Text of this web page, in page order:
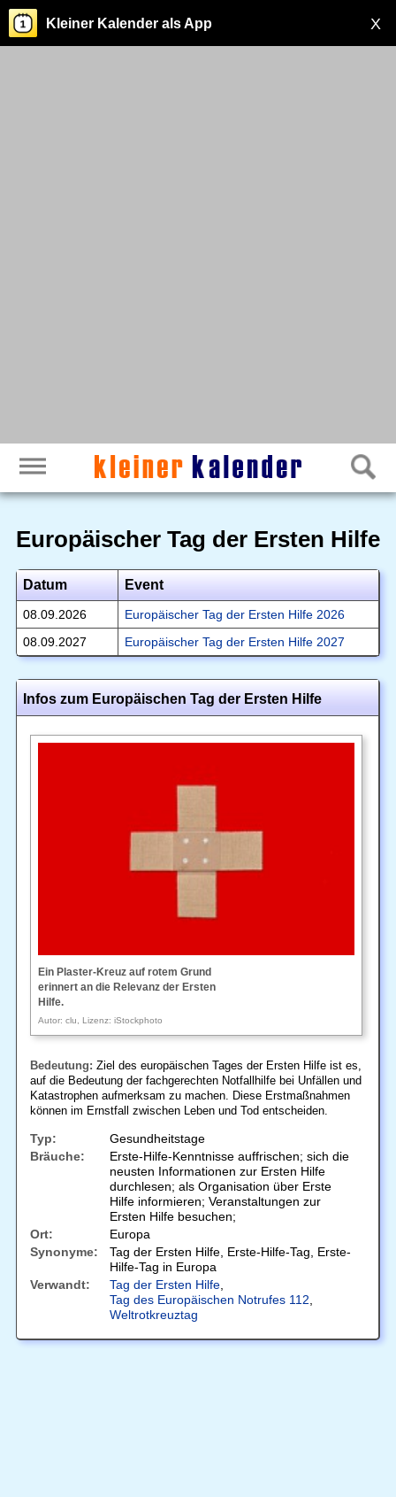
X
Kleiner Kalender als App
Europäischer Tag der Ersten Hilfe
Datum Event
08.09.2026
Europäischer Tag der Ersten Hilfe 2026
08.09.2027
Europäischer Tag der Ersten Hilfe 2027
Infos zum Europäischen Tag der Ersten Hilfe
Ein Plaster-Kreuz auf rotem Grund
erinnert an die Relevanz der Ersten
Hilfe.
Autor: clu, Lizenz: iStockphoto
Bedeutung: Ziel des europäischen Tages der Ersten Hilfe ist es,
auf die Bedeutung der fachgerechten Notfallhilfe bei Unfällen und
Katastrophen aufmerksam zu machen. Diese Erstmaßnahmen
können im Ernstfall zwischen Leben und Tod entscheiden.
Typ:
Gesundheitstage
Bräuche:
Erste-Hilfe-Kenntnisse auffrischen; sich die
neusten Informationen zur Ersten Hilfe
durchlesen; als Organisation über Erste
Hilfe informieren; Veranstaltungen zur
Ersten Hilfe besuchen;
Ort:
Europa
Synonyme:
Tag der Ersten Hilfe, Erste-Hilfe-Tag, Erste-
Hilfe-Tag in Europa
Verwandt:
Tag der Ersten Hilfe,
Tag des Europäischen Notrufes 112,
Weltrotkreuztag